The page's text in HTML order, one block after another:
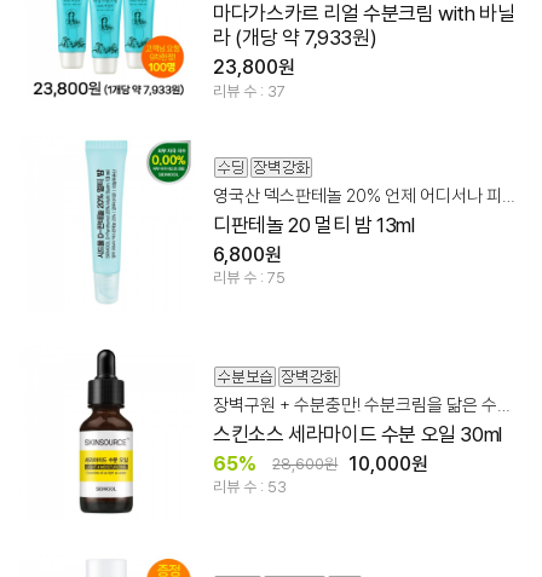
마다가스카르 리얼 수분크림 with 바닐
라 (개당 약 7,933원)
23,800원
리뷰 수 : 37
디판테놀 20 멀티 밤 13ml
6,800원
리뷰 수 : 75
장벽구원 + 수분충만! 수분크림을 닮은 수분오일
스킨소스 세라마이드 수분 오일 30ml
65% 28,600원 10,000원
리뷰 수 : 53